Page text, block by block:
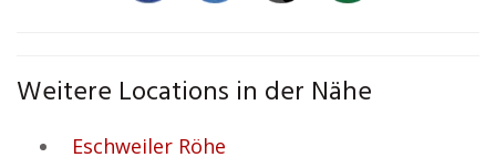
Weitere Locations in der Nähe
Eschweiler Röhe